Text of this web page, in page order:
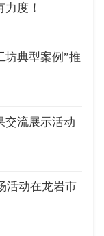
度！
坊典型案例”推
交流展示活动
活动在龙岩市